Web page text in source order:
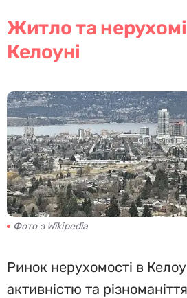
Житло та
Келоуні
Фото з Wikipedia
Ринок нерухомості в
активністю та